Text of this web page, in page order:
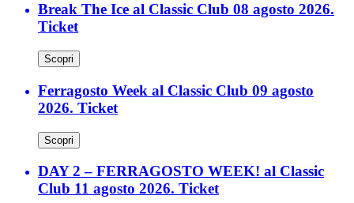
Break The Ice al Classic Club 08 agosto 2026.
Ticket
Scopri
Ferragosto Week al Classic Club 09 agosto
2026. Ticket
Scopri
DAY 2 – FERRAGOSTO WEEK! al Classic
Club 11 agosto 2026. Ticket